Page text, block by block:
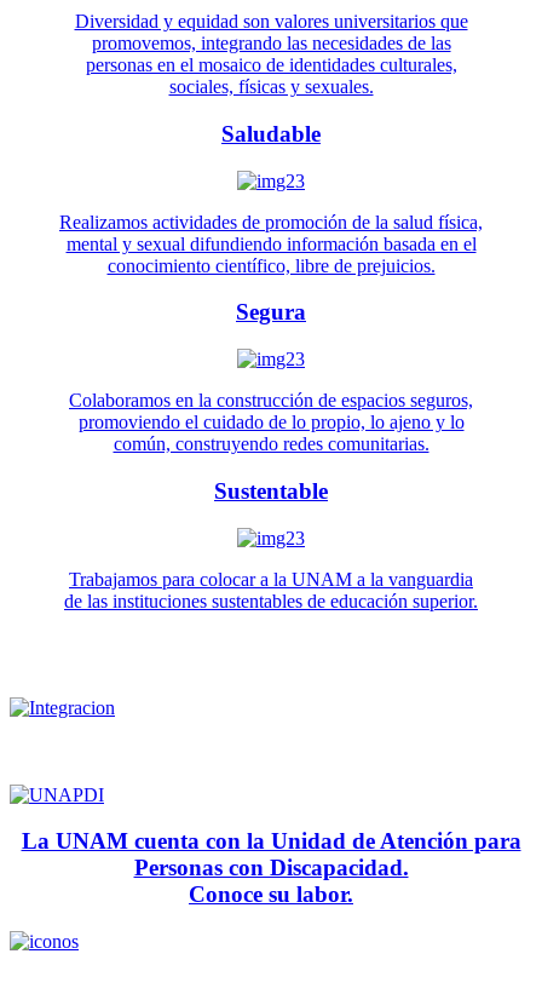
Diversidad y equidad son valores universitarios que
promovemos, integrando las necesidades de las
personas en el mosaico de identidades culturales,
sociales, físicas y sexuales.
Saludable
Realizamos actividades de promoción de la salud física,
mental y sexual difundiendo información basada en el
conocimiento científico, libre de prejuicios.
Segura
Colaboramos en la construcción de espacios seguros,
promoviendo el cuidado de lo propio, lo ajeno y lo
común, construyendo redes comunitarias.
Sustentable
Trabajamos para colocar a la UNAM a la vanguardia
de las instituciones sustentables de educación superior.
La UNAM cuenta con la Unidad de Atención para
Personas con Discapacidad.
Conoce su labor.